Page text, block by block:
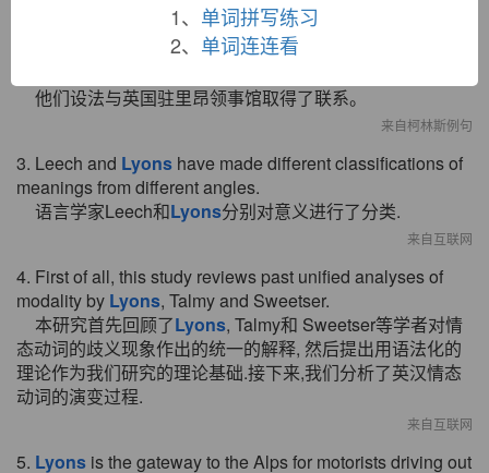
2. They managed to make contact with the British
他们设法与英国驻里昂领事馆取得了联系。
来自柯林斯例句
3. Leech and Lyons have made different classifications of
meanings from different angles.
语言学家Leech和Lyons分别对意义进行了分类.
来自互联网
4. First of all, this study reviews past unified analyses of
modality by Lyons, Talmy and Sweetser.
本研究首先回顾了Lyons, Talmy和 Sweetser等学者对情
态动词的歧义现象作出的统一的解释, 然后提出用语法化的
理论作为我们研究的理论基础.接下来,我们分析了英汉情态
动词的演变过程.
来自互联网
5. Lyons is the gateway to the Alps for motorists driving out
1、 单词拼写练习
2、 单词连连看